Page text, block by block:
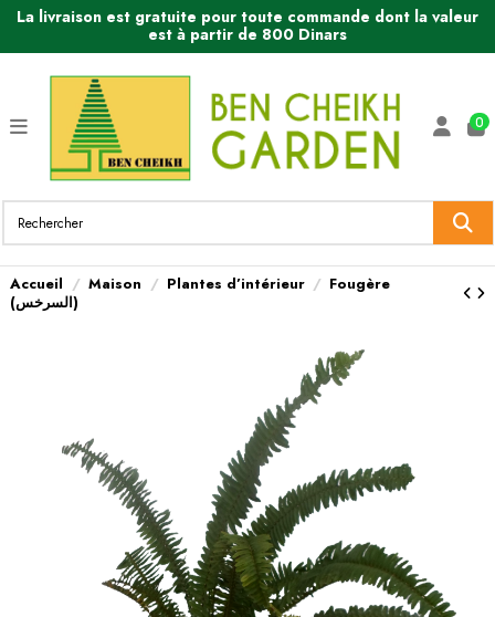
La livraison est gratuite pour toute commande dont la valeur
est à partir de 800 Dinars
0
Accueil Maison Plantes d’intérieur
Fougère
(السرخس)